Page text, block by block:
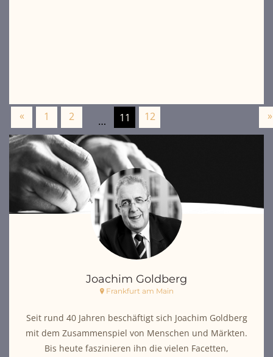
« 1 2 … 11 12 »
Joachim Goldberg
Frankfurt am Main
Seit rund 40 Jahren beschäftigt sich Joachim Goldberg
mit dem Zusammenspiel von Menschen und Märkten.
Bis heute faszinieren ihn die vielen Facetten,